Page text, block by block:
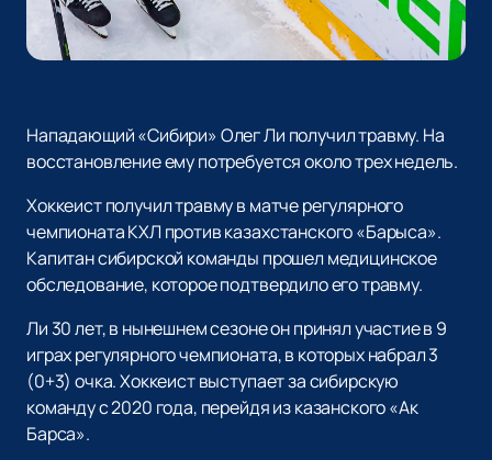
Нападающий «Сибири» Олег Ли получил травму. На
восстановление ему потребуется около трех недель.
Хоккеист получил травму в матче регулярного
чемпионата КХЛ против казахстанского «Барыса».
Капитан сибирской команды прошел медицинское
обследование, которое подтвердило его травму.
Ли 30 лет, в нынешнем сезоне он принял участие в 9
играх регулярного чемпионата, в которых набрал 3
(0+3) очка. Хоккеист выступает за сибирскую
команду с 2020 года, перейдя из казанского «Ак
Барса».